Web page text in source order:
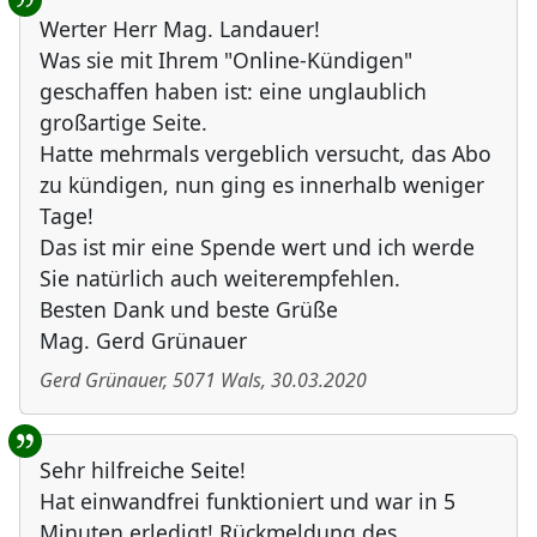
Werter Herr Mag. Landauer!
Was sie mit Ihrem "Online-Kündigen"
geschaffen haben ist: eine unglaublich
großartige Seite.
Hatte mehrmals vergeblich versucht, das Abo
zu kündigen, nun ging es innerhalb weniger
Tage!
Das ist mir eine Spende wert und ich werde
Sie natürlich auch weiterempfehlen.
Besten Dank und beste Grüße
Mag. Gerd Grünauer
Gerd Grünauer, 5071 Wals, 30.03.2020
Sehr hilfreiche Seite!
Hat einwandfrei funktioniert und war in 5